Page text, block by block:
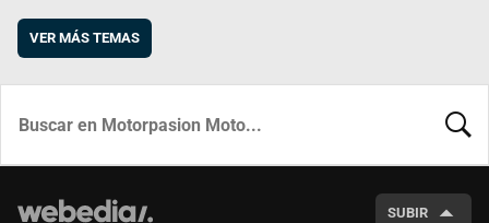
VER MÁS TEMAS
SUBIR